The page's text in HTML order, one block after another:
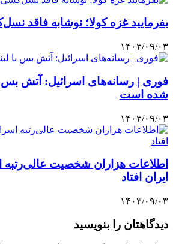
بفرمایید غزه‌ کولا؛ نوشابه فاقد
۱۴۰۳/۰۹/۰۳
فوری | رسانه‌های اسرائیل: آتش بس
شده است
۱۴۰۳/۰۹/۰۳
اطلاعات هزاران شخصیت عالی‌رتبه
ایران افتاد
۱۴۰۳/۰۹/۰۳
دیدگاهتان را بنویسید